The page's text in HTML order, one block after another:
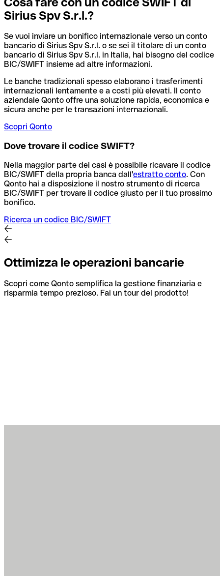
Sirius Spv S.r.l.?
Se vuoi inviare un bonifico internazionale verso un conto
bancario di Sirius Spv S.r.l. o se sei il titolare di un conto
bancario di Sirius Spv S.r.l. in Italia, hai bisogno del codice
BIC/SWIFT insieme ad altre informazioni.
Le banche tradizionali spesso elaborano i trasferimenti
internazionali lentamente e a costi più elevati. Il conto
aziendale Qonto offre una soluzione rapida, economica e
sicura anche per le transazioni internazionali.
Scopri Qonto
Dove trovare il codice SWIFT?
Nella maggior parte dei casi è possibile ricavare il codice
BIC/SWIFT della propria banca dall'estratto conto. Con
Qonto hai a disposizione il nostro strumento di ricerca
BIC/SWIFT per trovare il codice giusto per il tuo prossimo
bonifico.
Ricerca un codice BIC/SWIFT
Ottimizza le operazioni bancarie
Scopri come Qonto semplifica la gestione finanziaria e
risparmia tempo prezioso. Fai un tour del prodotto!